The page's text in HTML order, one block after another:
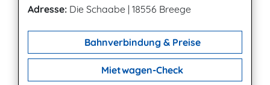
Adresse: Die Schaabe | 18556 Breege
Bahnverbindung & Preise
Mietwagen-Check